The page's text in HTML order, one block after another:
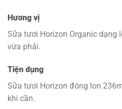
Hương vị
Sữa tươi Horizon Organic dạng
vừa phải.
Tiện dụng
Sữa tươi Horizon đóng lon
khi cần.